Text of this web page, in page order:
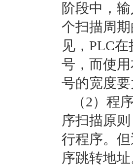
阶段中，
个扫描周
见，PLC
号，而使
号的宽度
（2）程
序扫描原
行程序。
序跳转地